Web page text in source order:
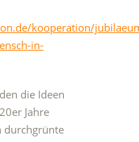
kooperation/
in-
die Ideen
Jahre
durchgrünte